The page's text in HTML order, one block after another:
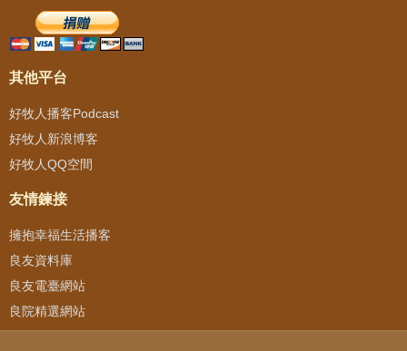
其他平台
好牧人播客Podcast
好牧人新浪博客
好牧人QQ空間
友情鍊接
擁抱幸福生活播客
良友資料庫
良友電臺網站
良院精選網站